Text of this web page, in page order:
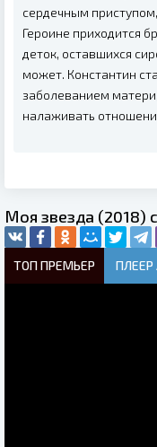
сердечным
Героине приходится
деток, оставшихся
может. Константин
заболеванием
налаживать
Моя звезда (2018)
ТОП ПРЕМЬЕР ПЛЕЕР